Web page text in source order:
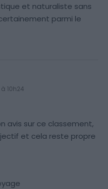
et naturaliste sans
parmi le
10h24
avis sur ce classement,
et cela reste propre